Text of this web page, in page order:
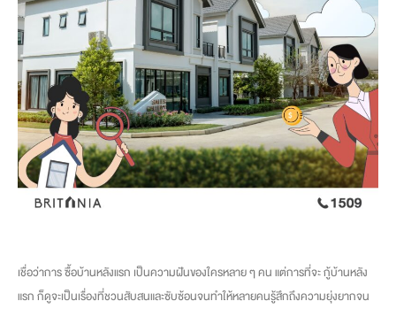
เชื่อว่าการ ซื้อบ้านหลังแรก เป็นความฝันของใครหลาย ๆ คน แต่การที่จะ กู้บ้านหลัง
แรก ก็ดูจะเป็นเรื่องที่ชวนสับสนและซับซ้อนจนทำให้หลายคนรู้สึกถึงความยุ่งยากจน